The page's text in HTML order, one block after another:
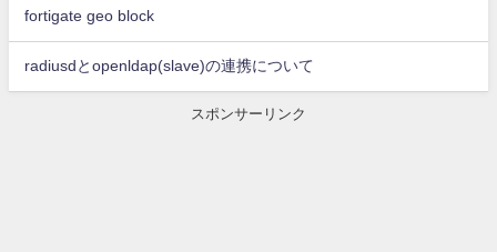
fortigate geo block
radiusdとopenldap(slave)の連携について
スポンサーリンク